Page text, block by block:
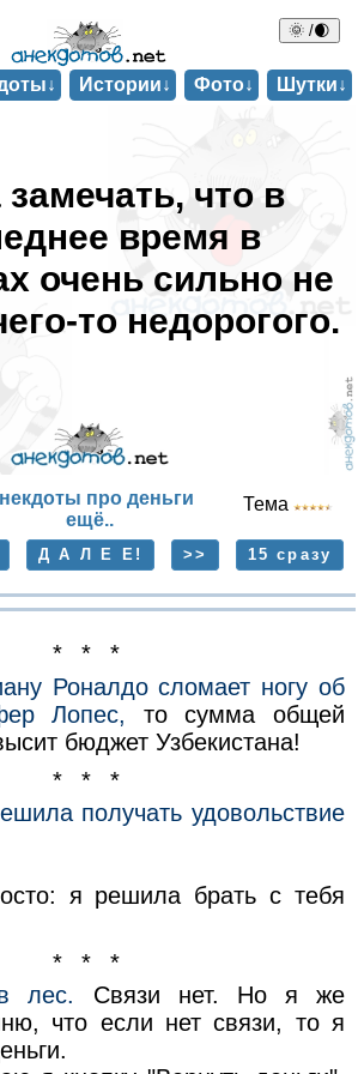
🌞 /🌒
Истории↓ Фото↓ Шутки↓
что в
время в
очень сильно не
то недорогого.
про деньги
ещё..
Тема
Д А Л Е Е! >> 15 сразу
* * *
Роналдо сломает ногу об
Лопес,
то сумма общей
бюджет Узбекистана!
* * *
получать удовольствие
я решила брать с тебя
* * *
лес.
Связи нет. Но я же
что если нет связи, то я